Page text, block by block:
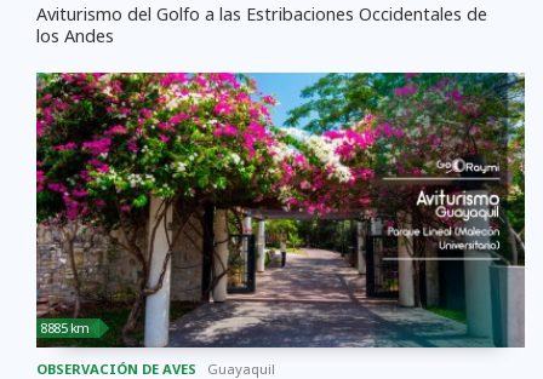
Aviturismo del Golfo a las Estribaciones Occidentales de
los Andes
8885 km
OBSERVACIÓN DE AVES Guayaquil